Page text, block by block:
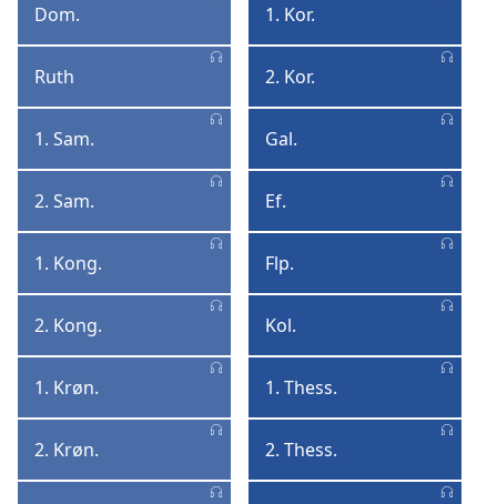
Dommerne
Dom.
Ruth
Ruth
1.
Samuel
1. Sam.
2.
Samuel
2. Sam.
1.
Kongebog
1. Kong.
2.
Kongebog
2. Kong.
1.
Krønikebog
1. Krøn.
2.
Krønikebog
2. Krøn.
1.
Korinther
1. Kor.
2.
Korinther
2. Kor.
Galaterne
Gal.
Efeserne
Ef.
Filipperne
Flp.
Kolossenserne
Kol.
1.
Thessaloniker
1. Thess.
2.
Thessaloniker
2. Thess.